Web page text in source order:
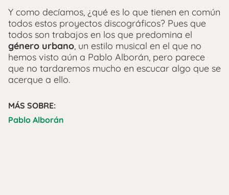
Y como decíamos, ¿qué es lo que tienen en común
todos estos proyectos discográficos? Pues que
todos son trabajos en los que predomina el
género urbano, un estilo musical en el que no
hemos visto aún a Pablo Alborán, pero parece
que no tardaremos mucho en escucar algo que se
acerque a ello.
MÁS SOBRE:
Pablo Alborán